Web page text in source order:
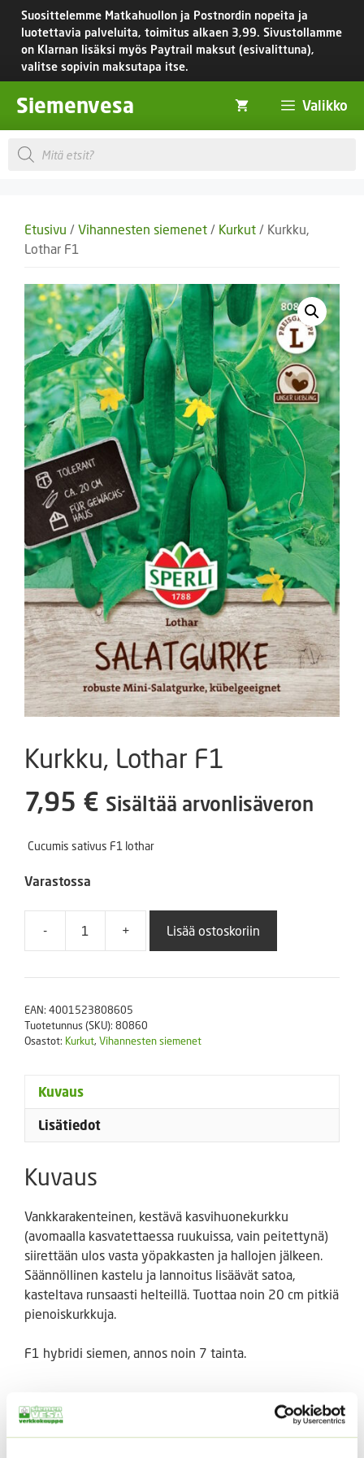
Siirry
sisältöön
Suosittelemme Matkahuollon ja Postnordin nopeita ja
luotettavia palveluita, toimitus alkaen 3,99. Sivustollamme
on Klarnan lisäksi myös Paytrail maksut (esivalittuna),
valitse sopivin maksutapa itse.
Siemenvesa Valikko
Products
search
Etusivu / Vihannesten siemenet / Kurkut / Kurkku,
Lothar F1
Kurkku, Lothar F1
7,95 € Sisältää arvonlisäveron
Cucumis sativus F1 lothar
Varastossa
-
Kurkku,
F1
+ Lisää ostoskoriin
EAN: 4001523808605
Tuotetunnus (SKU): 80860
Osastot: Kurkut, Vihannesten siemenet
Kuvaus
Lisätiedot
Kuvaus
Vankkarakenteinen, kestävä kasvihuonekurkku
(avomaalla kasvatettaessa ruukuissa, vain peitettynä)
siirettään ulos vasta yöpakkasten ja hallojen jälkeen.
Säännöllinen kastelu ja lannoitus lisäävät satoa,
kasteltava runsaasti helteillä. Tuottaa noin 20 cm pitkiä
pienoiskurkkuja.
F1 hybridi siemen, annos noin 7 tainta.
Tutustu myös